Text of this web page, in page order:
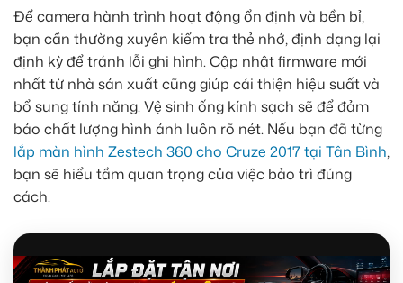
Để camera hành trình hoạt động ổn định và bền bỉ,
bạn cần thường xuyên kiểm tra thẻ nhớ, định dạng lại
định kỳ để tránh lỗi ghi hình. Cập nhật firmware mới
nhất từ nhà sản xuất cũng giúp cải thiện hiệu suất và
bổ sung tính năng. Vệ sinh ống kính sạch sẽ để đảm
bảo chất lượng hình ảnh luôn rõ nét. Nếu bạn đã từng
lắp màn hình Zestech 360 cho Cruze 2017 tại Tân Bình,
bạn sẽ hiểu tầm quan trọng của việc bảo trì đúng
cách.